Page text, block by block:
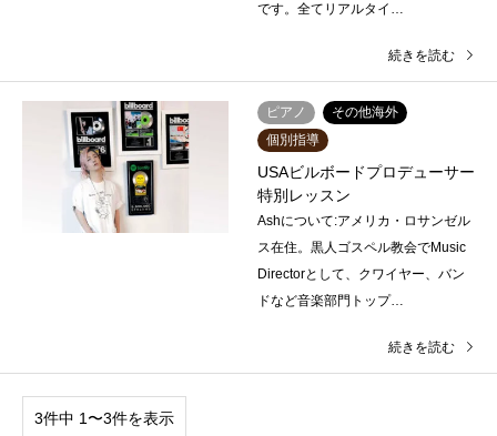
です。全てリアルタイ…
続きを読む
ピアノ
その他海外
個別指導
USAビルボードプロデューサー
特別レッスン
Ashについて:アメリカ・ロサンゼル
ス在住。黒人ゴスペル教会でMusic
Directorとして、クワイヤー、バン
ドなど音楽部門トップ…
続きを読む
3件中 1〜3件を表示